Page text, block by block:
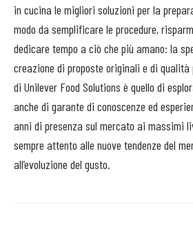
in cucina le migliori soluzioni per la
modo da semplificare le procedure,
dedicare tempo a ciò che più amano: la
creazione di proposte originali e di
di Unilever Food Solutions è quello di
anche di garante di conoscenze ed
anni di presenza sul mercato ai massimi
sempre attento alle nuove tendenze del
all’evoluzione del gusto.